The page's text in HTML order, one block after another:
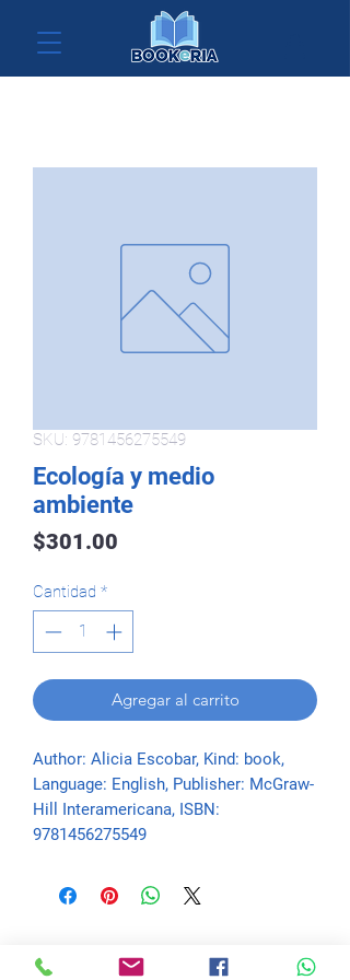
SKU: 9781456275549
Ecología y medio
ambiente
$301.00
Cantidad *
Agregar al carrito
Author: Alicia Escobar, Kind: book,
Language: English, Publisher: McGraw-
Hill Interamericana, ISBN:
9781456275549